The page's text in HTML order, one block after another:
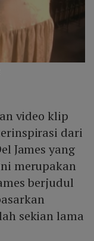
video klip
dari
James yang
merupakan
berjudul
sekian lama